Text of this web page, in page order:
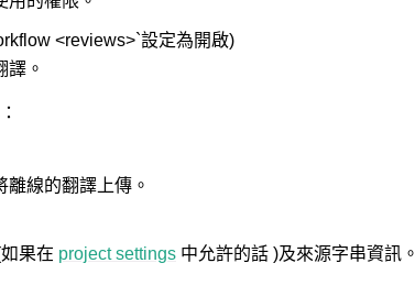
<reviews>`設定為開啟)
譯。
線的翻譯上傳。
果在 project settings 中允許的話 )及來源字串資訊。